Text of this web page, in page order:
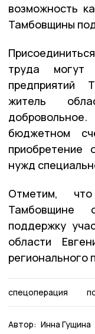
возможность
Тамбовщины
труда могут
предприятий
житель
бюджетном
приобретение
нужд
Отметим,
Тамбовщине
поддержку
области
регионального
спецоперация
Автор: Инна Гущина